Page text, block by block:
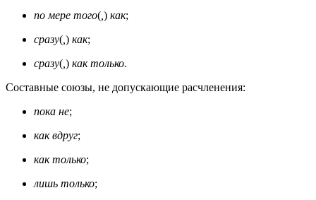
по мере того( ) как;
сразу( ) как;
сразу( ) как только.
Составные союзы, не допускающие расчленения:
пока не;
как вдруг;
как только;
лишь только;